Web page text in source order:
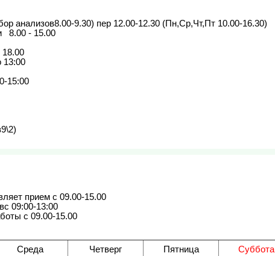
анализов8.00-9.30) пер 12.00-12.30 (Пн,Ср,Чт,Пт 10.00-16.30)
8.00 - 15.00
18.00
13:00
15:00
прием с 09.00-15.00
09:00-13:00
с 09.00-15.00
Среда Четверг Пятница Суббота